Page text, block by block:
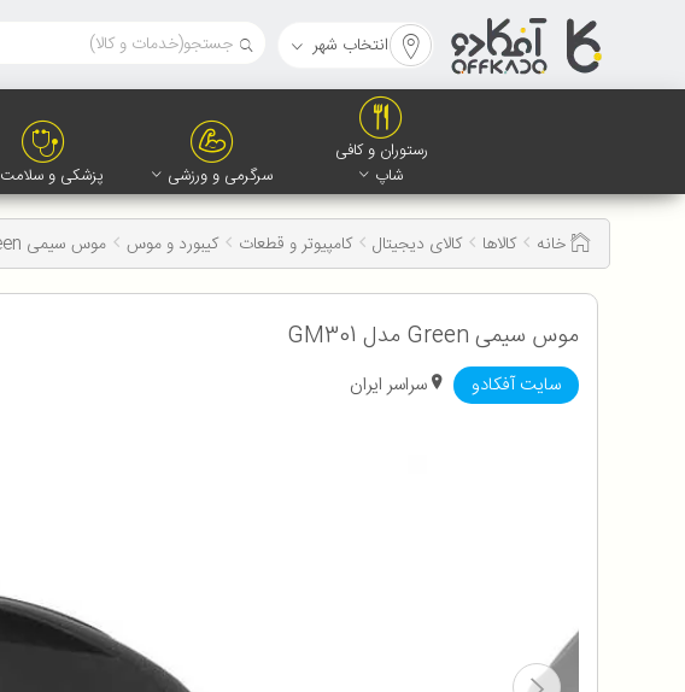
انتخاب شهر
رستوران و کافی
شاپ
سرگرمی و ورزشی پزشکی و سلامت
خانه کالاها کالای دیجیتال کامپیوتر و قطعات کیبورد و موس موس سیمی Green مدل GM301
موس سیمی Green مدل GM301
سایت آفکادو سراسر ایران